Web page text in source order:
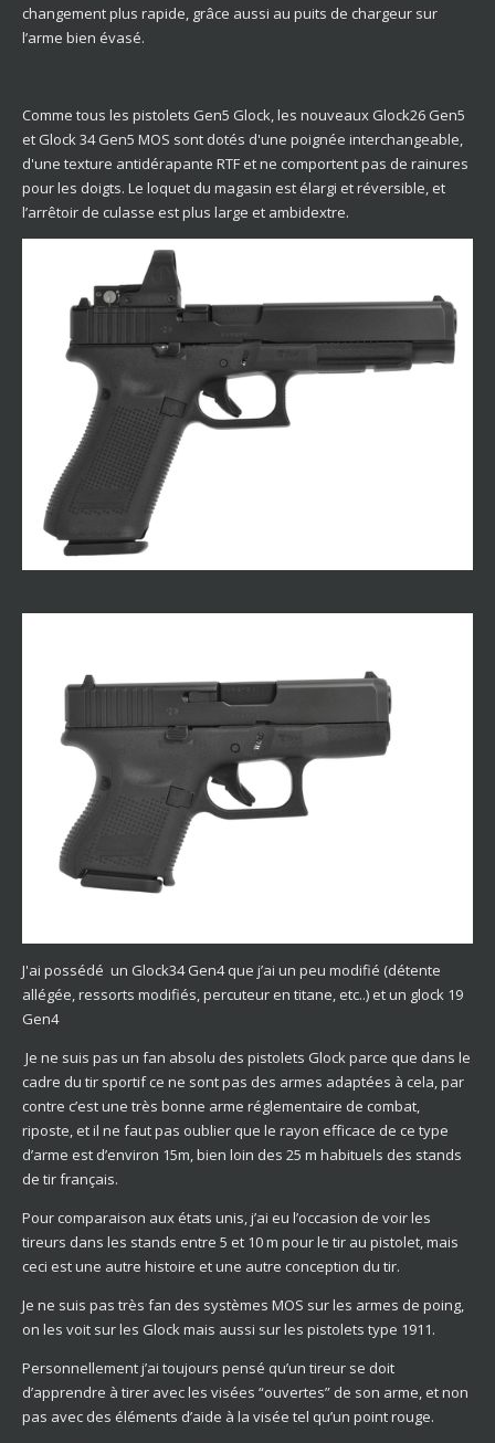
changement plus rapide, grâce aussi au puits de chargeur sur
l’arme bien évasé.
Comme tous les pistolets Gen5 Glock, les nouveaux Glock26 Gen5
et Glock 34 Gen5 MOS sont dotés d'une poignée interchangeable,
d'une texture antidérapante RTF et ne comportent pas de rainures
pour les doigts. Le loquet du magasin est élargi et réversible, et
l’arrêtoir de culasse est plus large et ambidextre.
J'ai possédé un Glock34 Gen4 que j’ai un peu modifié (détente
allégée, ressorts modifiés, percuteur en titane, etc..) et un glock 19
Gen4
Je ne suis pas un fan absolu des pistolets Glock parce que dans le
cadre du tir sportif ce ne sont pas des armes adaptées à cela, par
contre c’est une très bonne arme réglementaire de combat,
riposte, et il ne faut pas oublier que le rayon efficace de ce type
d’arme est d’environ 15m, bien loin des 25 m habituels des stands
de tir français.
Pour comparaison aux états unis, j’ai eu l’occasion de voir les
tireurs dans les stands entre 5 et 10 m pour le tir au pistolet, mais
ceci est une autre histoire et une autre conception du tir.
Je ne suis pas très fan des systèmes MOS sur les armes de poing,
on les voit sur les Glock mais aussi sur les pistolets type 1911.
Personnellement j’ai toujours pensé qu’un tireur se doit
d’apprendre à tirer avec les visées “ouvertes” de son arme, et non
pas avec des éléments d’aide à la visée tel qu’un point rouge.